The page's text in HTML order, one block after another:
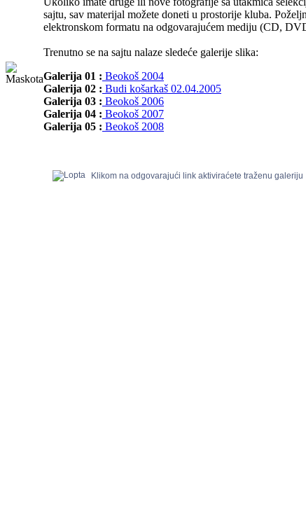
sajtu, sav materijal možete doneti u prostorije kluba.
elektronskom formatu na odgovarajućem mediju (CD,
Trenutno se na sajtu nalaze sledeće galerije slika:
Galerija 01 : Beokoš 2004
Galerija 02 : Budi košarkaš 02.04.2005
Galerija 03 : Beokoš 2006
Galerija 04 : Beokoš 2007
Galerija 05 : Beokoš 2008
Klikom na odgovarajući link aktiviraćete traženu galeriju
Dr. Mladen